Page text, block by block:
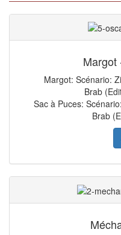
Margot
Margot: Scénario:
Brab
Sac à Puces:
Brab